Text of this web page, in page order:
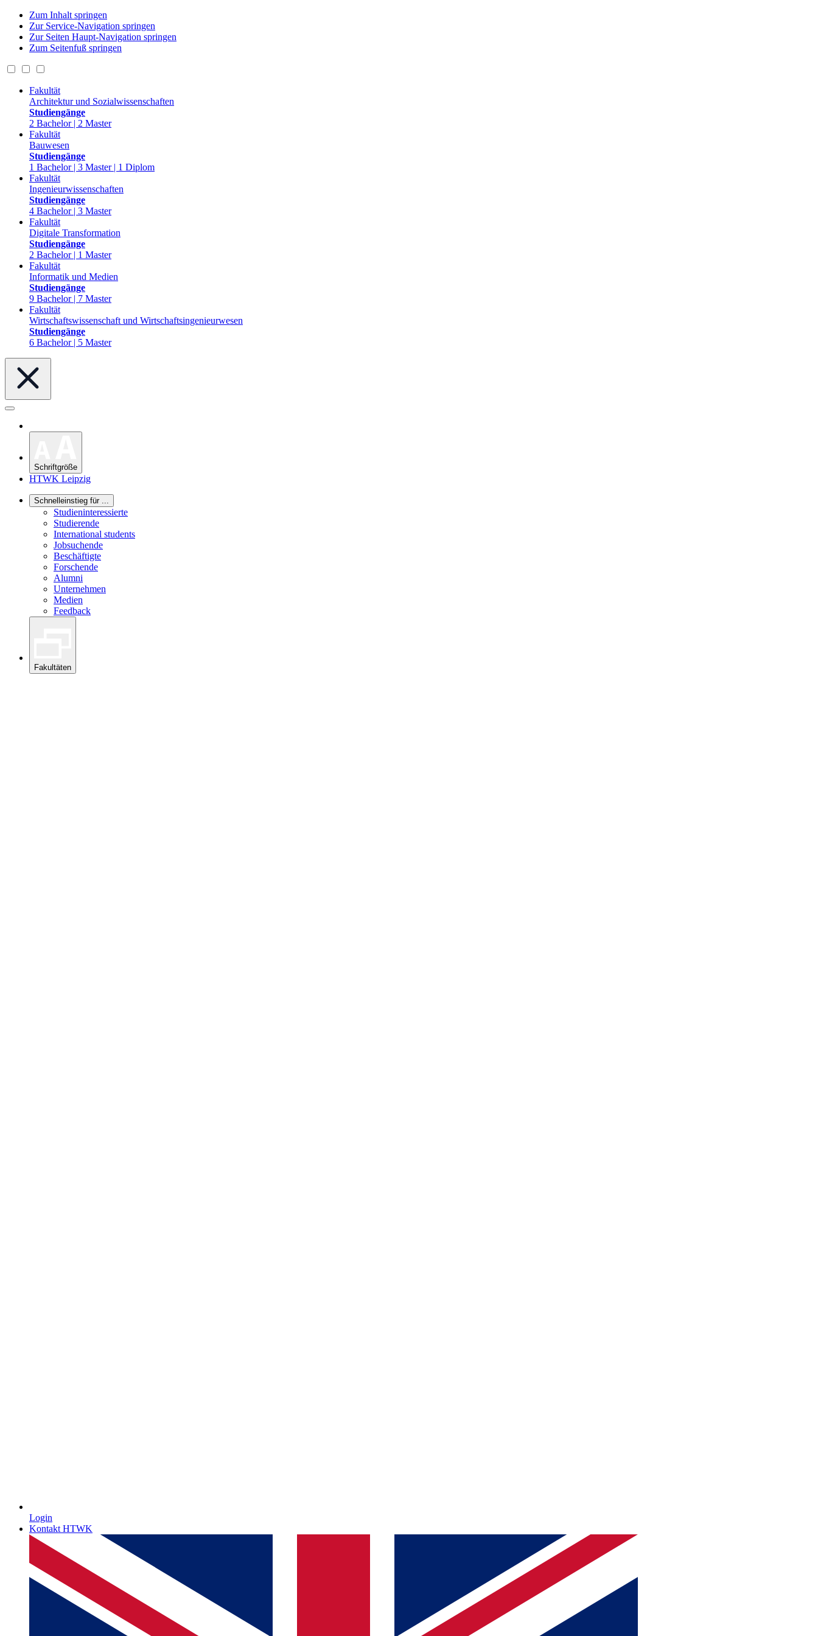
Zum Inhalt springen
Zur Service-Navigation springen
Zur Seiten Haupt-Navigation springen
Zum Seitenfuß springen
Fakultät
Architektur und Sozialwissenschaften
Studiengänge
2 Bachelor | 2 Master
Fakultät
Bauwesen
Studiengänge
1 Bachelor | 3 Master | 1 Diplom
Fakultät
Ingenieurwissenschaften
Studiengänge
4 Bachelor | 3 Master
Fakultät
Digitale Transformation
Studiengänge
2 Bachelor | 1 Master
Fakultät
Informatik und Medien
Studiengänge
9 Bachelor | 7 Master
Fakultät
Wirtschaftswissenschaft und Wirtschaftsingenieurwesen
Studiengänge
6 Bachelor | 5 Master
Schriftgröße
HTWK Leipzig
Schnelleinstieg für ...
Studieninteressierte
Studierende
International students
Jobsuchende
Beschäftigte
Forschende
Alumni
Unternehmen
Medien
Feedback
Fakultäten
Login
Kontakt HTWK